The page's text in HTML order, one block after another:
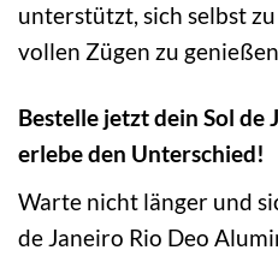
unterstützt, sich selbst
vollen Zügen zu
Bestelle jetzt dein Sol de
erlebe den Unterschied!
Warte nicht länger und
de Janeiro Rio Deo